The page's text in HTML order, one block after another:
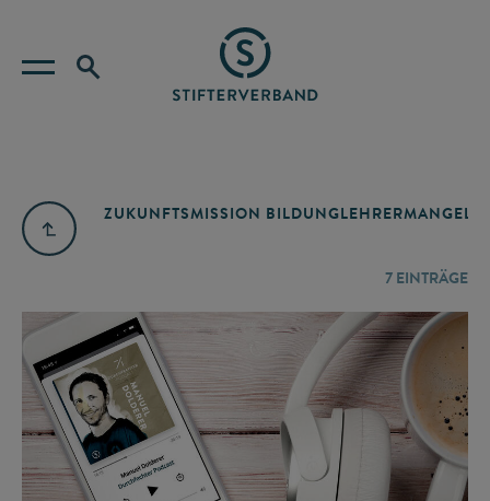
ZUKUNFTSMISSION BILDUNGLEHRERMANGEL
7 EINTRÄGE